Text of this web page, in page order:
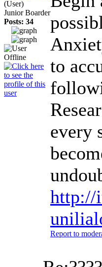
(User)
Junior Boarder
Posts: 34
to
every
http://
Report to